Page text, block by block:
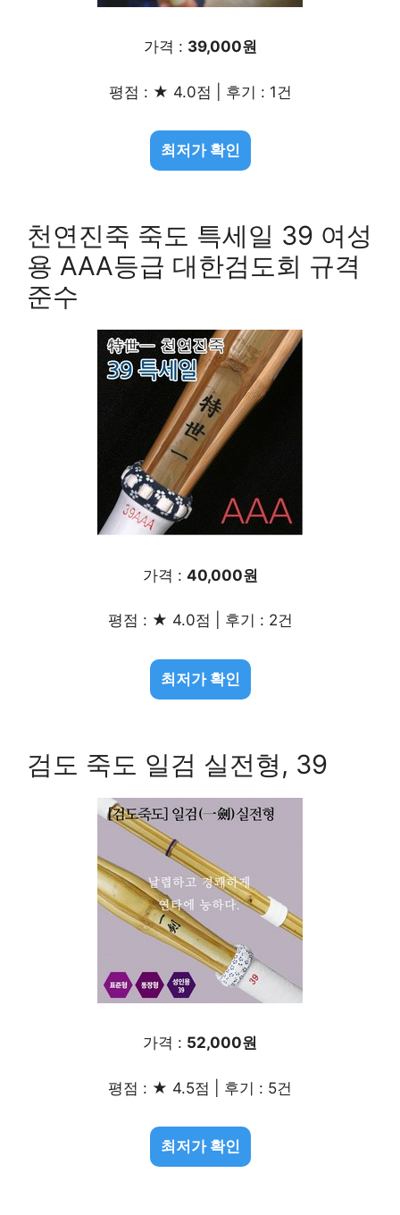
가격 : 39,000원
평점 : ★ 4.0점 | 후기 : 1건
최저가 확인
천연진죽 죽도 특세일 39 여성
용 AAA등급 대한검도회 규격
준수
가격 : 40,000원
평점 : ★ 4.0점 | 후기 : 2건
최저가 확인
검도 죽도 일검 실전형, 39
가격 : 52,000원
평점 : ★ 4.5점 | 후기 : 5건
최저가 확인